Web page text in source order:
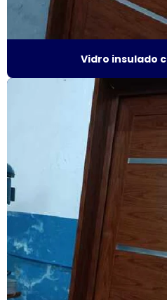
Esquadrias de alumínio janelas
Esquadrias de alumínio maxim
Esquadrias de alumínio sob
Esquadrias de alumínio sob
Esquadrias de alumínio sob
Esquadrias de alumínio sob
Esquadrias de alumínio preço
Esquadrias de alumínio em são
Esquadrias de alumínio valor
Vidro insulado